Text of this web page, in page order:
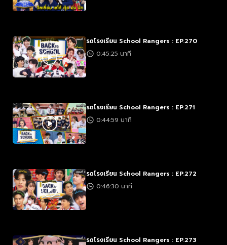
รถโรงเรียน School Rangers : EP.270
0:45:25 นาที
รถโรงเรียน School Rangers : EP.271
0:44:59 นาที
รถโรงเรียน School Rangers : EP.272
0:46:30 นาที
รถโรงเรียน School Rangers : EP.273